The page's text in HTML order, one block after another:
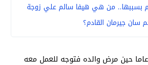
بسببها.. من هي هيفا سالم علي زوجة
سان جيرمان القادم؟
– عمل في سن 12 عاما حين مرض والده فتوجه للعمل معه